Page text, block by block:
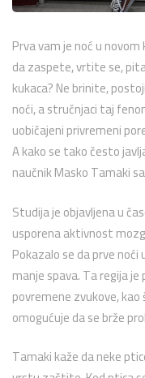
Prva vam je noć u
da zaspete, vrtite se,
kukaca? Ne brinite,
noći, a stručnjaci taj
uobičajeni privremeni
A kako se tako često
naučnik Masko Tamaki
Studija je objavljena u
usporena aktivnost
Pokazalo se da prve
manje spava. Ta regija
povremene zvukove,
omogućuje da se brže
Tamaki kaže da neke